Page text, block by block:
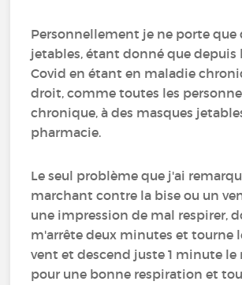
Personnellement je ne porte que
jetables, étant donné que depuis
Covid en étant en maladie
droit, comme toutes les
chronique, à des masques
pharmacie.
Le seul problème que j'ai
marchant contre la bise ou un
une impression de mal respirer,
m'arrête deux minutes et tourne
vent et descend juste 1 minute le
pour une bonne respiration et